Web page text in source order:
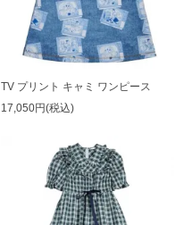
TV プリント キャミ ワンピース
17,050円(税込)